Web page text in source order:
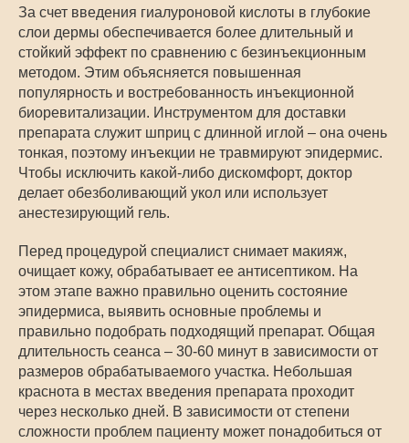
За счет введения гиалуроновой кислоты в глубокие
слои дермы обеспечивается более длительный и
стойкий эффект по сравнению с безинъекционным
методом. Этим объясняется повышенная
популярность и востребованность инъекционной
биоревитализации. Инструментом для доставки
препарата служит шприц с длинной иглой – она очень
тонкая, поэтому инъекции не травмируют эпидермис.
Чтобы исключить какой-либо дискомфорт, доктор
делает обезболивающий укол или использует
анестезирующий гель.
Перед процедурой специалист снимает макияж,
очищает кожу, обрабатывает ее антисептиком. На
этом этапе важно правильно оценить состояние
эпидермиса, выявить основные проблемы и
правильно подобрать подходящий препарат. Общая
длительность сеанса – 30-60 минут в зависимости от
размеров обрабатываемого участка. Небольшая
краснота в местах введения препарата проходит
через несколько дней. В зависимости от степени
сложности проблем пациенту может понадобиться от